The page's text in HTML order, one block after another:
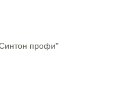
профи"